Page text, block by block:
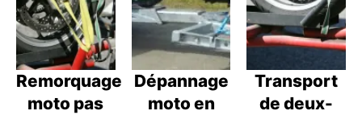
Remorquage
moto pas
Dépannage
moto en
Transport
de deux-